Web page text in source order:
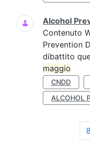
Alcohol
Contenuto
Prevention
dibattito
maggio
CNDD
ALCOHOL